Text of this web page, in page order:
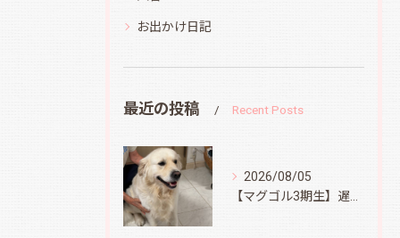
お出かけ日記
最近の投稿 Recent Posts
2026/08/05
【マグゴル3期生】遅ればせながら